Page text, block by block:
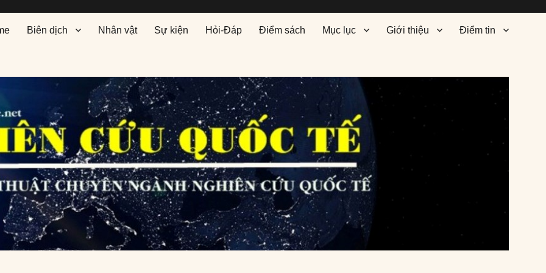
Biên dịch Nhân vật Sự kiện Hỏi-Đáp Điểm sách Mục lục Giới thiệu Điểm tin